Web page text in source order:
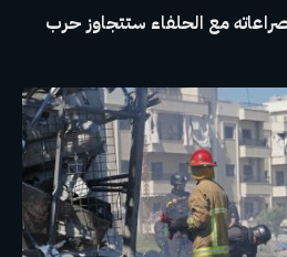
مع الحلفاء ستتجاوز حرب